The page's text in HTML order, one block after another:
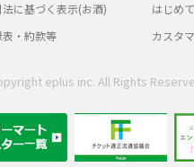
に基づく表示(お酒)
・約款等
はじめ
カスタ
eplus inc. All Rights